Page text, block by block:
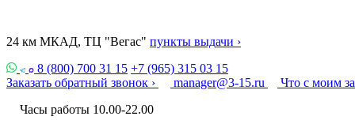
24 км МКАД, ТЦ "Вегас" пункты выдачи ›
8 (800) 700 31 15 +7 (965) 315 03 15
Заказать обратный звонок ›
manager@3-15.ru
Что с моим
Часы работы 10.00-22.00